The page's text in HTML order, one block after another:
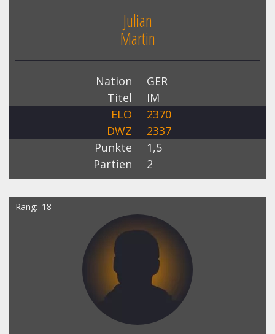
Julian
Martin
Nation
GER
Titel
IM
ELO
2370
DWZ
2337
Punkte
1,5
Partien
2
Rang 18